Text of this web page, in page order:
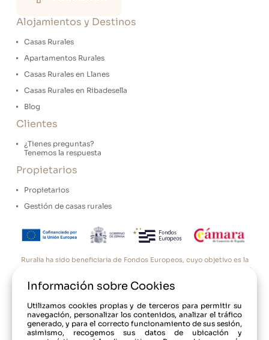
Alojamientos y Destinos
Casas Rurales
Apartamentos Rurales
Casas Rurales en Llanes
Casas Rurales en Ribadesella
Blog
Clientes
¿Tienes preguntas?
Tenemos la respuesta
Propietarios
Propietarios
Gestión de casas rurales
Ruralia ha sido beneficiaria de Fondos Europeos, cuyo objetivo es la
mejora de la competitividad de las PYMES, y gracias al cual ha puesto
digitalización y la competitividad de las pymes durante el año 2025.
Cámara de Comercio de Oviedo. #EuropaSeSiente”
Información sobre Cookies
Utilizamos cookies propias y de terceros para permitir su
navegación, personalizar los contenidos, analizar el tráfico
generado, y para el correcto funcionamiento de sus sesión,
asimismo, recogemos sus datos de ubicación y